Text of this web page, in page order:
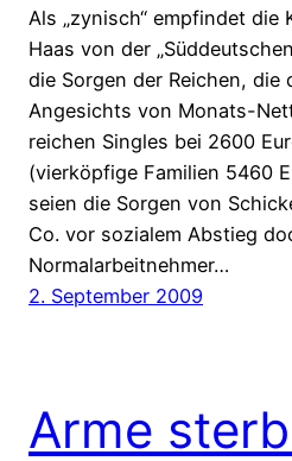
Als „zynisch“ empfindet die
Haas von der
die Sorgen der Reichen, die
Angesichts von Monats-
reichen Singles bei 2600
(vierköpfige Familien 5460
seien die Sorgen von
Co. vor sozialem Abstieg
Normalarbeitnehmer…
2. September 2009
Arme